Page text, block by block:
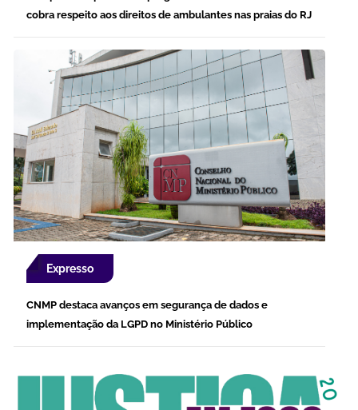
cobra respeito aos direitos de ambulantes nas praias do RJ
Expresso
CNMP destaca avanços em segurança de dados e
implementação da LGPD no Ministério Público